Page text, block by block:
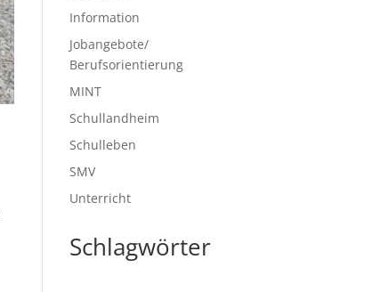
Information
Jobangebote/
Berufsorientierung
MINT
Schullandheim
Schulleben
SMV
Unterricht
Schlagwörter